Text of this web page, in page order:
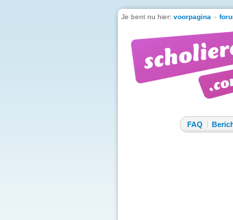
Je bent nu hier: voorpagina »
FAQ